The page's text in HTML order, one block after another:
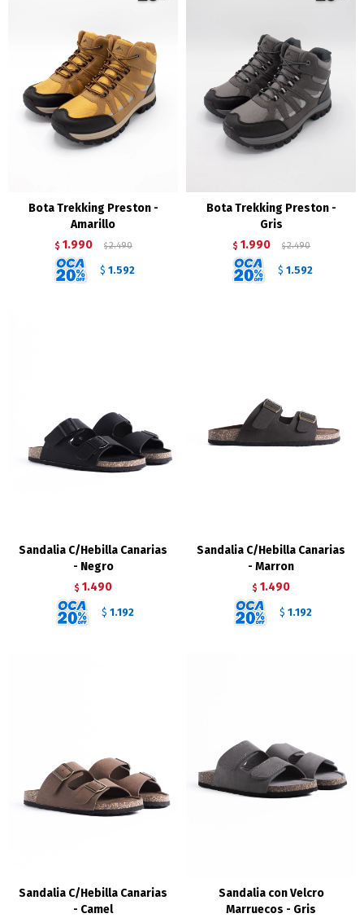
Bota Trekking Preston -
Amarillo
$ 1.990 $ 2.490
$ 1.592
Bota Trekking Preston -
Gris
$ 1.990 $ 2.490
$ 1.592
Sandalia C/Hebilla Canarias
- Negro
$ 1.490
$ 1.192
Sandalia C/Hebilla Canarias
- Marron
$ 1.490
$ 1.192
Sandalia C/Hebilla Canarias
- Camel
Sandalia con Velcro
Marruecos - Gris